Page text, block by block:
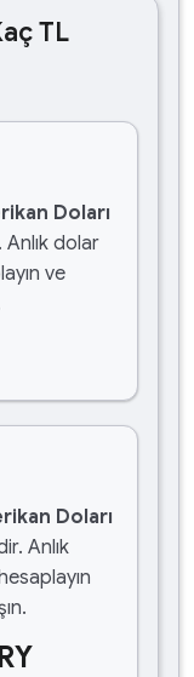
TL
Doları
dolar
ve
Doları
Anlık